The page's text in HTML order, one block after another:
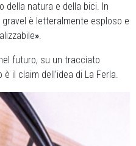
della natura e della bici. In
è letteralmente esploso e
».
futuro, su un tracciato
il claim dell’idea di La Ferla.